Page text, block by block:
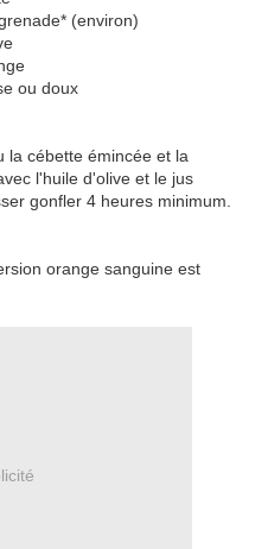
(environ)
ou doux
la cébette émincée et la
l'huile d'olive et le jus
gonfler 4 heures minimum.
orange sanguine est